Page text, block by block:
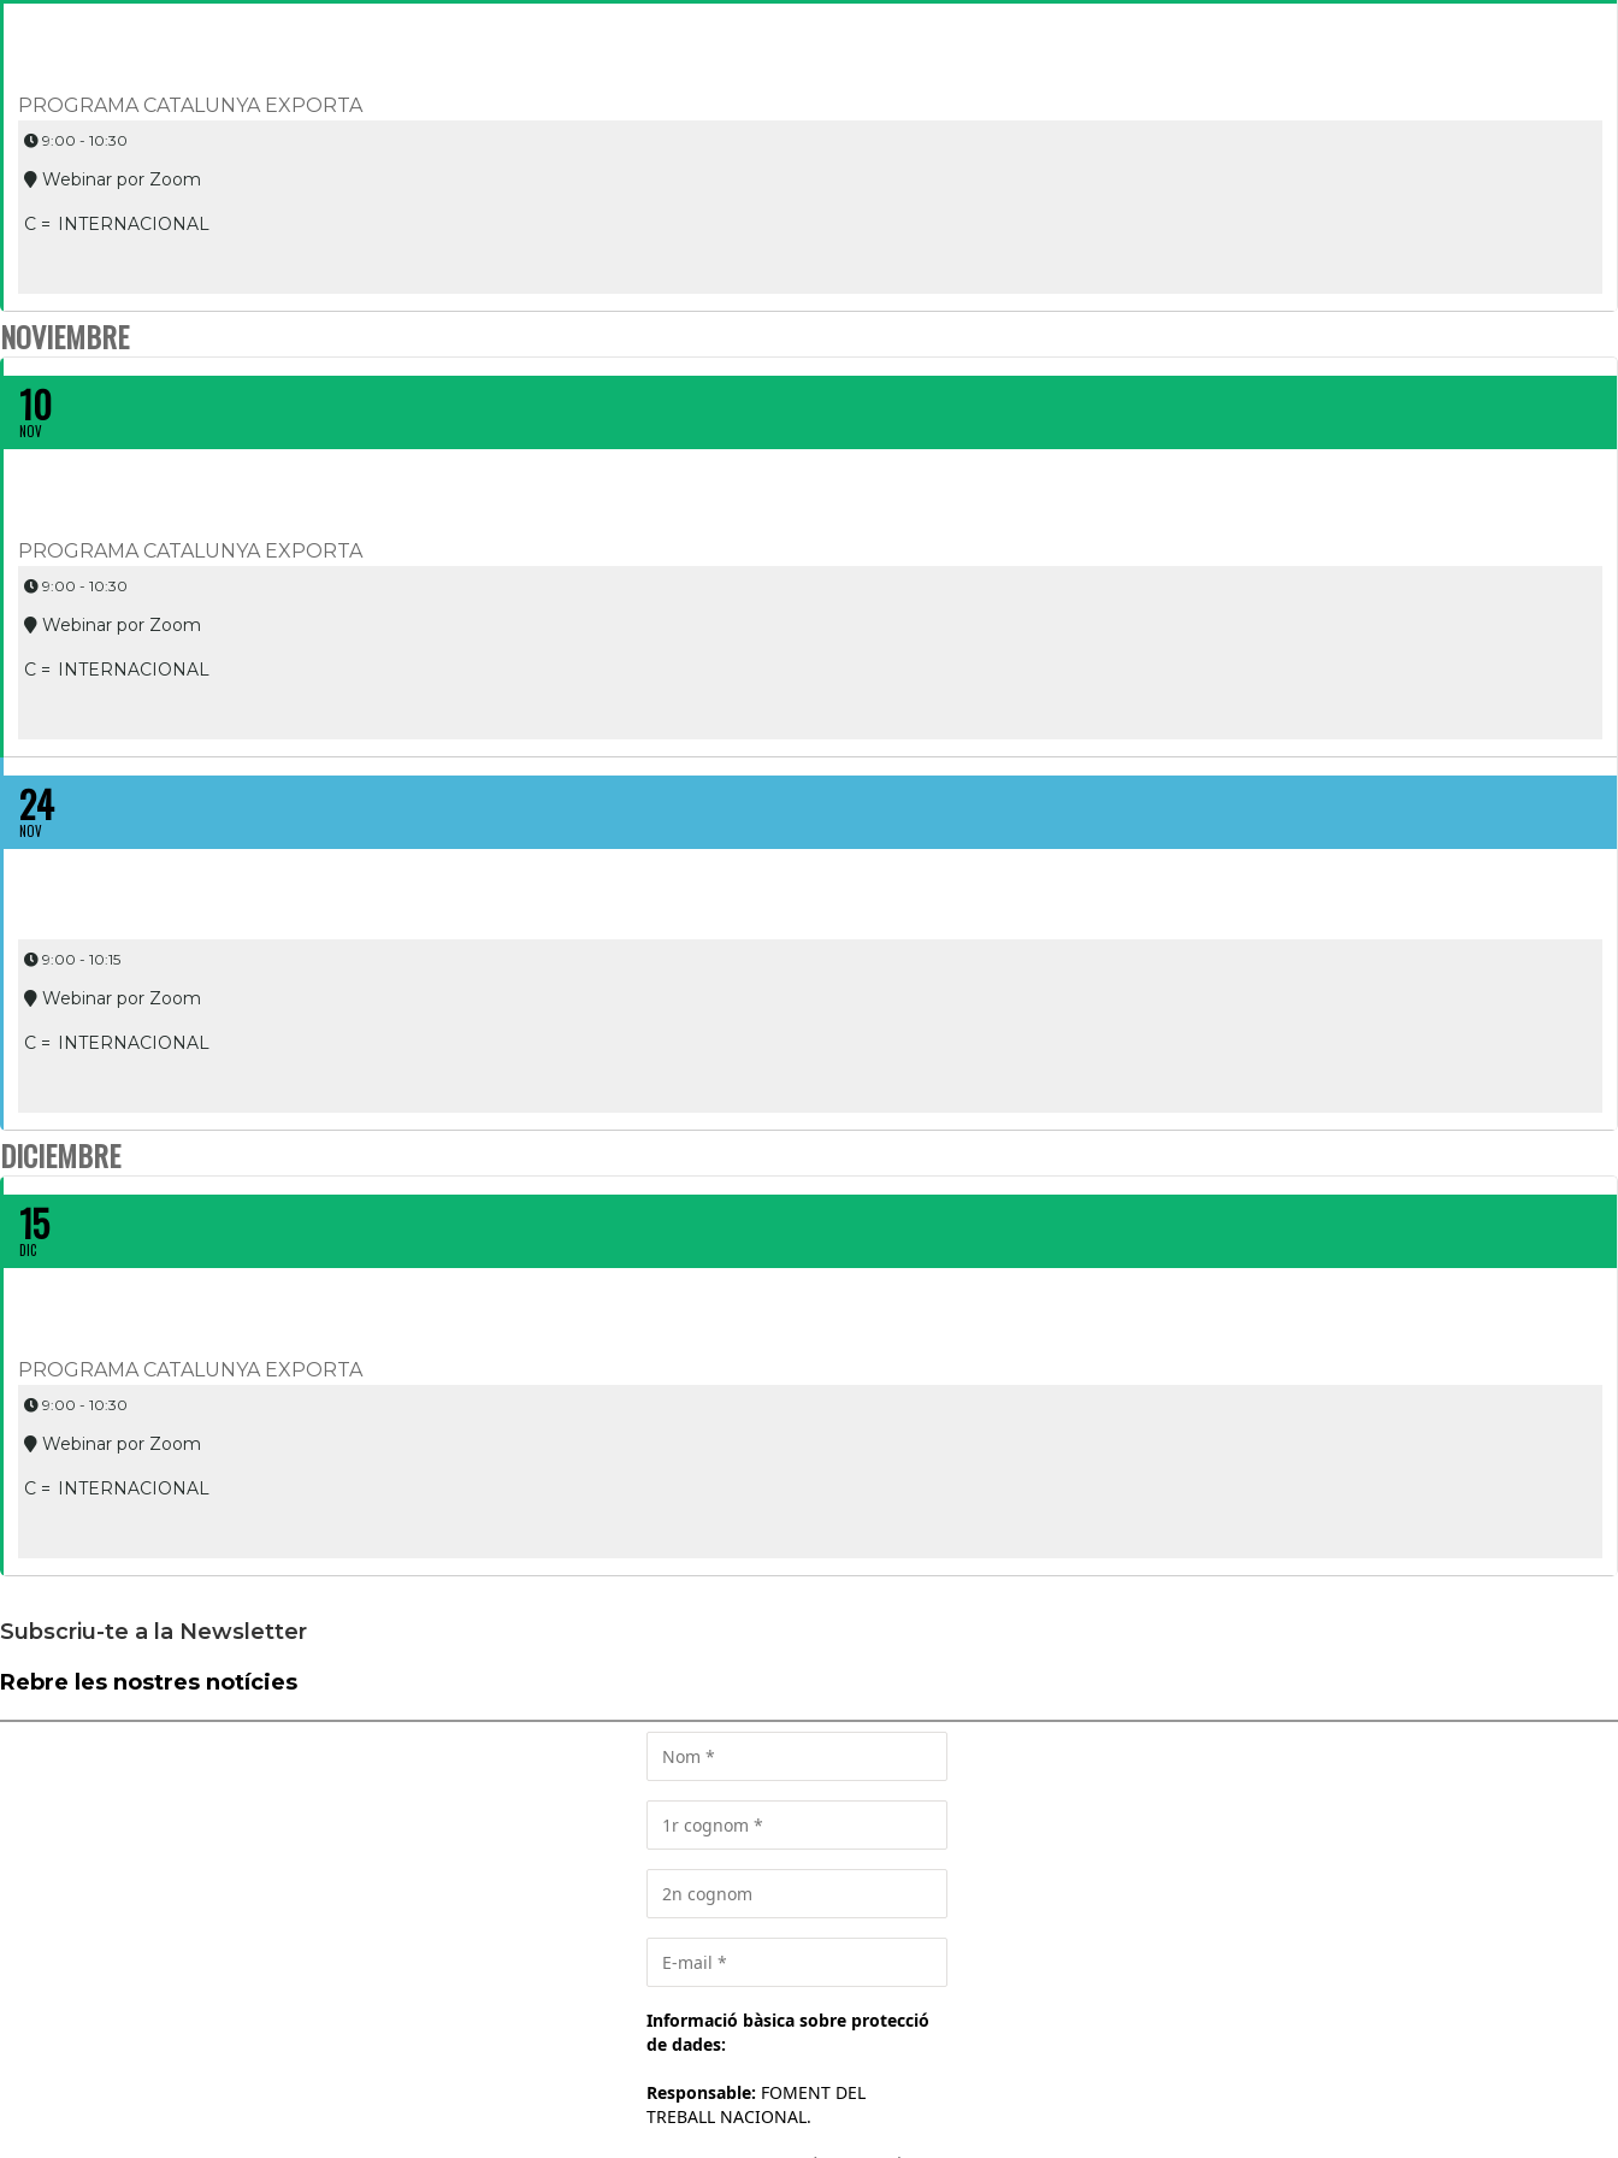
PROGRAMA CATALUNYA EXPORTA
9:00 - 10:30
Webinar por Zoom
C = INTERNACIONAL
NOVIEMBRE
10
NOV
DOCUMENTS CLAU EN UNA OPERACIÓ D’EXPORTACIÓ
PROGRAMA CATALUNYA EXPORTA
9:00 - 10:30
Webinar por Zoom
C = INTERNACIONAL
24
NOV
FISCALITAT BÀSICA EN EXPORTACIONS
9:00 - 10:15
Webinar por Zoom
C = INTERNACIONAL
DICIEMBRE
15
DIC
PAGAMENTS INTERNACIONALS I GESTIÓ DEL RISC
PROGRAMA CATALUNYA EXPORTA
9:00 - 10:30
Webinar por Zoom
C = INTERNACIONAL
Subscriu-te a la Newsletter
Rebre les nostres notícies
Informació bàsica sobre protecció
de dades:
Responsable: FOMENT DEL
TREBALL NACIONAL.